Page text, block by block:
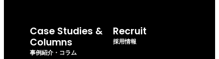
Case Studies &
Columns
事例紹介・コラム
Recruit
採用情報